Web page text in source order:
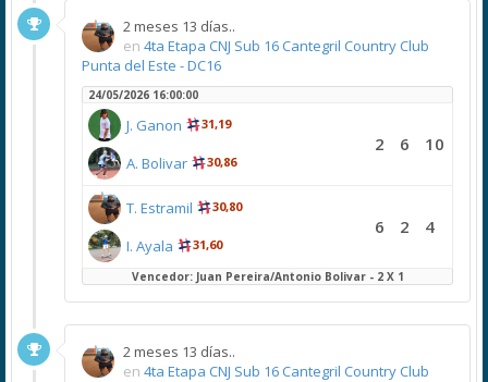
2 meses 13 días..
en 4ta Etapa CNJ Sub 16 Cantegril Country Club
Punta del Este - DC16
24/05/2026 16:00:00
J. Ganon 31,19
A. Bolivar 30,86
2 6 10
T. Estramil 30,80
I. Ayala 31,60
6 2 4
Vencedor: Juan Pereira/Antonio Bolivar - 2 X 1
2 meses 13 días..
en 4ta Etapa CNJ Sub 16 Cantegril Country Club